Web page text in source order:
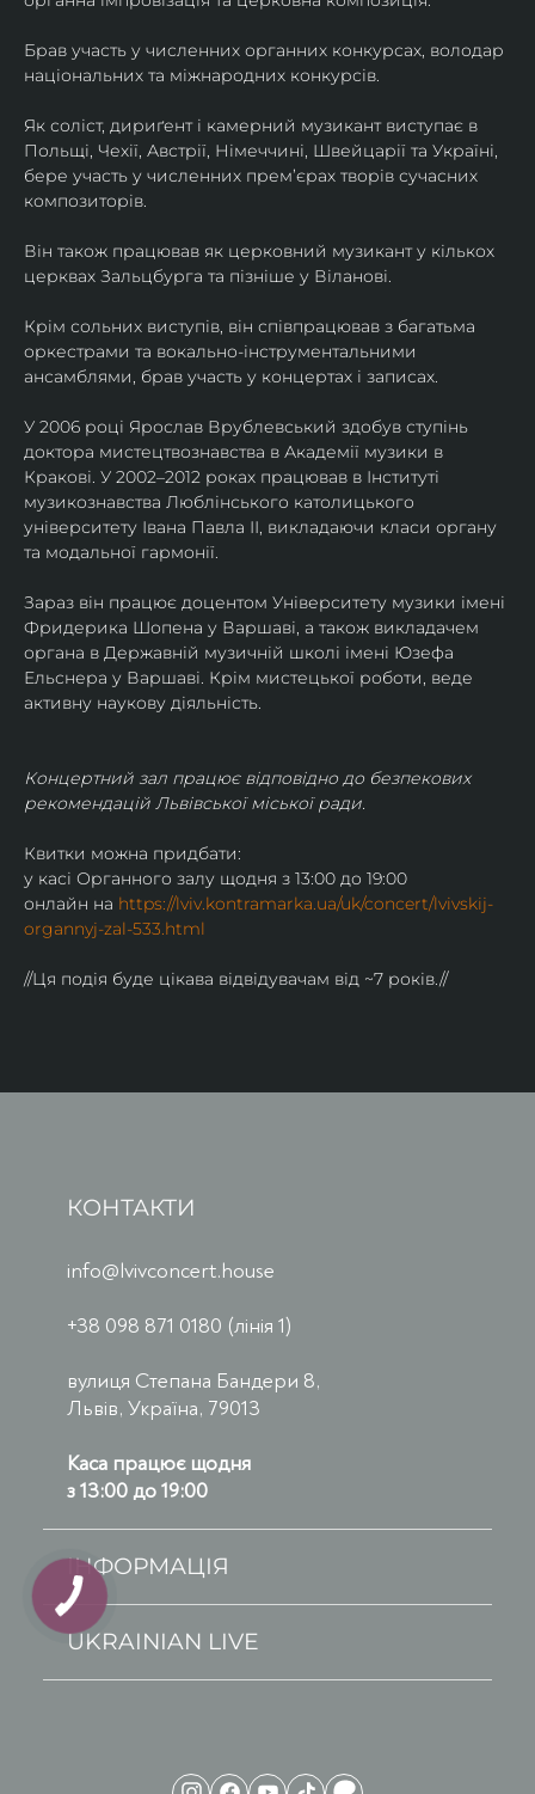
Брав участь у численних органних конкурсах, володар
національних та міжнародних конкурсів.
Як соліст, дириґент і камерний музикант виступає в
Польщі, Чехії, Австрії, Німеччині, Швейцарії та Україні,
бере участь у численних прем’єрах творів сучасних
композиторів.
Він також працював як церковний музикант у кількох
церквах Зальцбурга та пізніше у Віланові.
Крім сольних виступів, він співпрацював з багатьма
оркестрами та вокально-інструментальними
ансамблями, брав участь у концертах і записах.
У 2006 році Ярослав Врублевський здобув ступінь
доктора мистецтвознавства в Академії музики в
Кракові. У 2002–2012 роках працював в Інституті
музикознавства Люблінського католицького
університету Івана Павла ІІ, викладаючи класи органу
та модальної гармонії.
Зараз він працює доцентом Університету музики імені
Фридерика Шопена у Варшаві, а також викладачем
органа в Державній музичній школі імені Юзефа
Ельснера у Варшаві. Крім мистецької роботи, веде
активну наукову діяльність.
Концертний зал працює відповідно до безпекових
рекомендацій Львівської міської ради.
Квитки можна придбати:
у касі Органного залу щодня з 13:00 до 19:00
онлайн на https://lviv.kontramarka.ua/uk/concert/lvivskij-
organnyj-zal-533.html
//Ця подія буде цікава відвідувачам від ~7 років.//
КОНТАКТИ
info@lvivconcert.house
+38 098 871 0180 (лінія 1)
вулиця Степана Бандери 8,
Львів, Україна, 79013
Каса працює щодня
з 13:00 до 19:00
ІНФОРМАЦІЯ
UKRAINIAN LIVE